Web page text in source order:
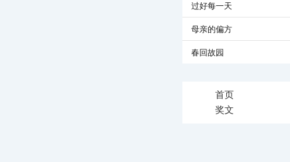
过好每一天
母亲的偏方
春回故园
首页
奖文